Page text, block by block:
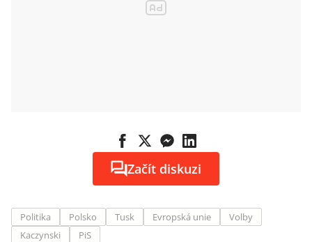
Začít diskuzi
Politika Polsko Tusk Evropská unie
Volby
Kaczynski
PiS